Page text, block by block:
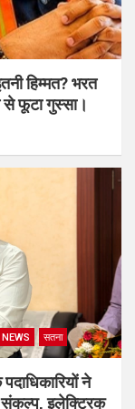
हिम्मत? भरत
से फूटा गुस्सा।
सतना
ने
संकल्प, इलेक्ट्रिक